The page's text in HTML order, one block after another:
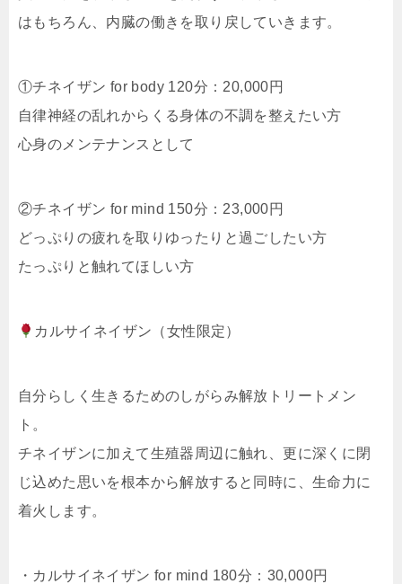
はもちろん、内臓の働きを取り戻していきます。
①チネイザン for body 120分：20,000円
自律神経の乱れからくる身体の不調を整えたい方
心身のメンテナンスとして
②チネイザン for mind 150分：23,000円
どっぷりの疲れを取りゆったりと過ごしたい方
たっぷりと触れてほしい方
カルサイネイザン（女性限定）
自分らしく生きるためのしがらみ解放トリートメン
ト。
チネイザンに加えて生殖器周辺に触れ、更に深くに閉
じ込めた思いを根本から解放すると同時に、生命力に
着火します。
・カルサイネイザン for mind 180分：30,000円